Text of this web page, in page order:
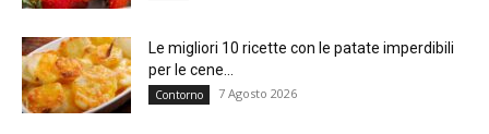
Le migliori 10 ricette con le patate imperdibili
per le cene...
Contorno 7 Agosto 2026